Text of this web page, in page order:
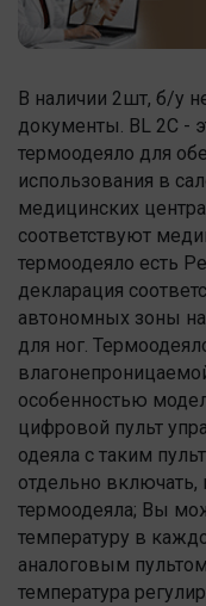
В наличии 2шт, б/у
документы. BL 2С -
термоодеяло для
использования в
медицинских
соответствуют
термоодеяло есть
декларация
автономных зоны
для ног.
особенностью
цифровой пульт
одеяла с таким
отдельно
термоодеяла; Вы
температуру в
аналоговым
температура